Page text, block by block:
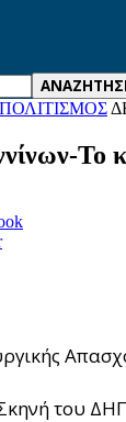
ΠΟΛΙΤΙΣΜΟΣ
Το
του